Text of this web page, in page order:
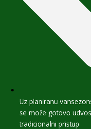
Uz planiranu
se može gotovo
tradicionalni pristup